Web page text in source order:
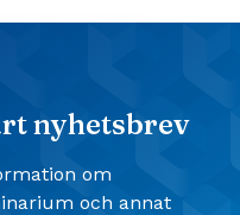
nyhetsbrev
om
och annat